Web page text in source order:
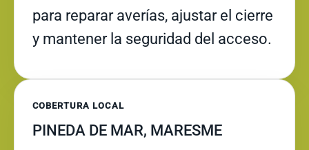
para reparar averías, ajustar el cierre
y mantener la seguridad del acceso.
COBERTURA LOCAL
PINEDA DE MAR, MARESME